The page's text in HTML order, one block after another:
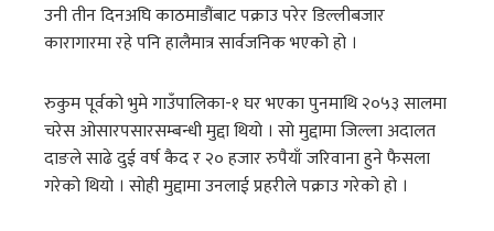
उनी तीन दिनअघि काठमाडौंबाट पक्राउ परेर डिल्लीबजार
कारागारमा रहे पनि हालैमात्र सार्वजनिक भएको हो ।
रुकुम पूर्वको भुमे गाउँपालिका-१ घर भएका पुनमाथि २०५३ सालमा
चरेस ओसारपसारसम्बन्धी मुद्दा थियो । सो मुद्दामा जिल्ला अदालत
दाङले साढे दुई वर्ष कैद र २० हजार रुपैयाँ जरिवाना हुने फैसला
गरेको थियो । सोही मुद्दामा उनलाई प्रहरीले पक्राउ गरेको हो ।